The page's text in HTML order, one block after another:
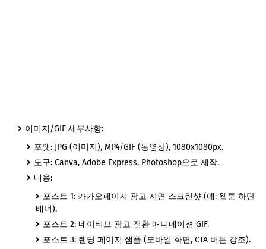
이미지/GIF 세부사항:
포맷: JPG (이미지), MP4/GIF (동영상), 1080x1080px.
도구: Canva, Adobe Express, Photoshop으로 제작.
내용:
포스트 1: 카카오페이지 광고 지면 스크린샷 (예: 웹툰 하단
배너).
포스트 2: 네이티브 광고 전환 애니메이션 GIF.
포스트 3: 랜딩 페이지 샘플 (모바일 화면, CTA 버튼 강조).